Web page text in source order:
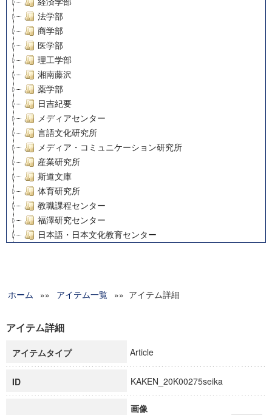
法学部
商学部
医学部
理工学部
湘南藤沢
薬学部
日吉紀要
メディアセンター
言語文化研究所
メディア・コミュニケーション研究所
産業研究所
斯道文庫
体育研究所
教職課程センター
福澤研究センター
日本語・日本文化教育センター
グローバルリサーチインスティテュート
科学研究費補助金研究成果報告書
慶應義塾大学グローバルCOEプログラム市民社会ガバナンス
慶應義塾大学グローバルCOEプログラム論理と感性の先端的
博士課程教育リーディングプログラム「超成熟社会発展のサ
学術雑誌掲載論文等(8)
ホーム »» アイテム一覧 »» アイテム詳細
アイテム詳細
アイテムタイプ Article
ID KAKEN_20K00275seika
画像